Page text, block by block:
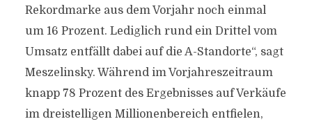
Rekordmarke aus dem Vorjahr noch einmal
um 16 Prozent. Lediglich rund ein Drittel vom
Umsatz entfällt dabei auf die A-Standorte“, sagt
Meszelinsky. Während im Vorjahreszeitraum
knapp 78 Prozent des Ergebnisses auf Verkäufe
im dreistelligen Millionenbereich entfielen,